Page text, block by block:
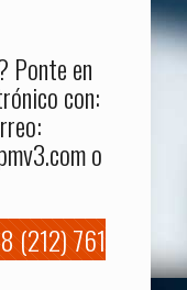
Ponte en
con:
o
(212) 761